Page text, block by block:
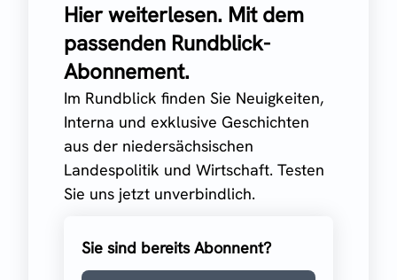
Hier weiterlesen. Mit dem
passenden Rundblick-
Abonnement.
Im Rundblick finden Sie Neuigkeiten,
Interna und exklusive Geschichten
aus der niedersächsischen
Landespolitik und Wirtschaft. Testen
Sie uns jetzt unverbindlich.
Sie sind bereits Abonnent?